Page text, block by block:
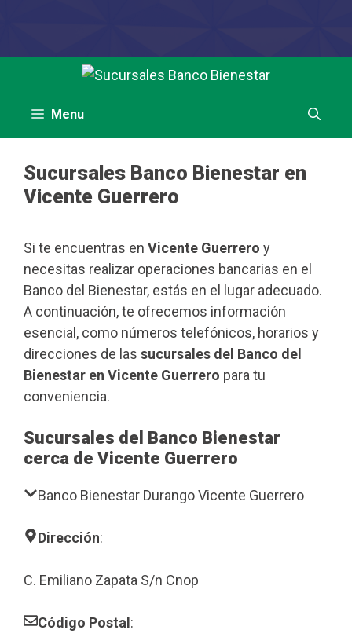
contenidoMenu
Sucursales Banco Bienestar en
Vicente Guerrero
Si te encuentras en Vicente Guerrero y
necesitas realizar operaciones bancarias en el
Banco del Bienestar, estás en el lugar adecuado.
A continuación, te ofrecemos información
esencial, como números telefónicos, horarios y
direcciones de las sucursales del Banco del
Bienestar en Vicente Guerrero para tu
conveniencia.
Sucursales del Banco Bienestar
cerca de Vicente Guerrero
Banco Bienestar Durango Vicente Guerrero
Dirección:
C. Emiliano Zapata S/n Cnop
Código Postal: